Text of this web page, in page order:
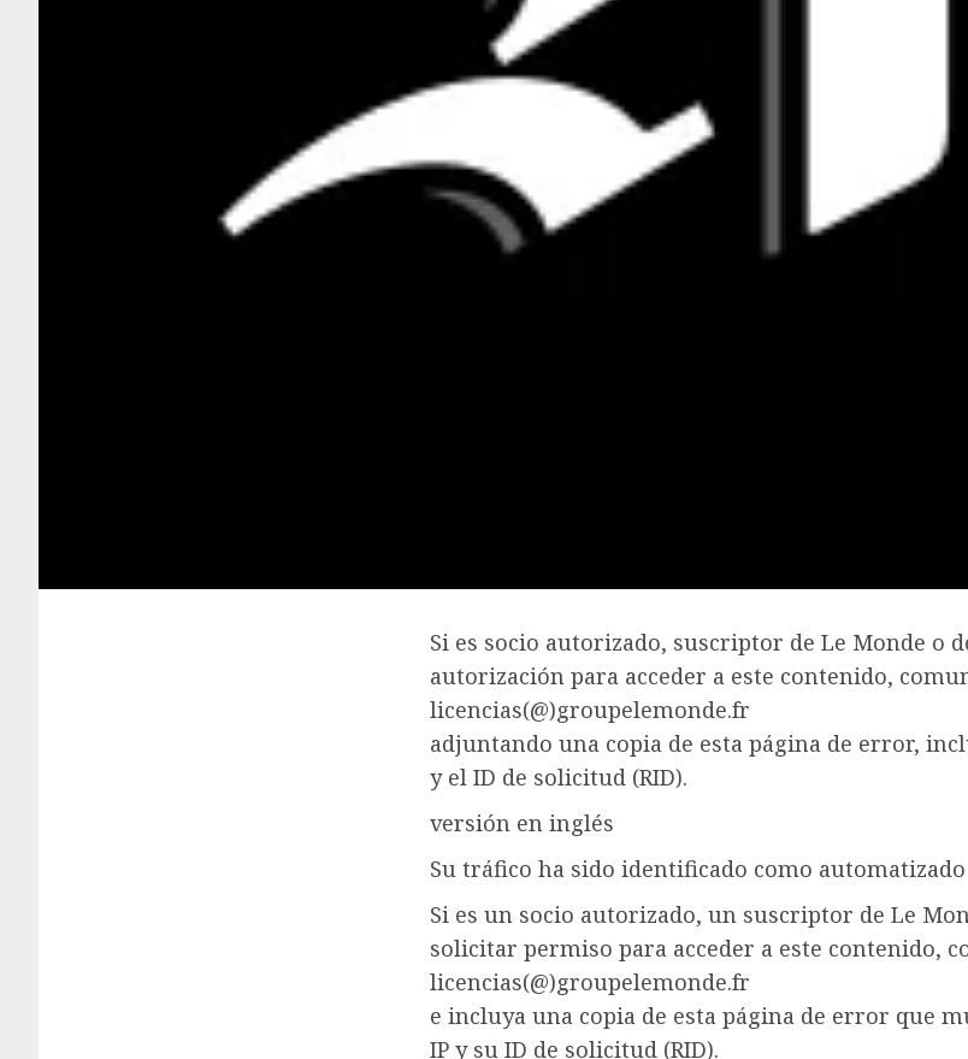
Si es socio autorizado, suscriptor de Le Monde o
autorización para acceder a este contenido,
licencias(@)groupelemonde.fr
adjuntando una copia de esta página de error,
y el ID de solicitud (RID).
versión en inglés
Su tráfico ha sido identificado como
Si es un socio autorizado, un suscriptor de Le
solicitar permiso para acceder a este contenido,
licencias(@)groupelemonde.fr
e incluya una copia de esta página de error que
IP y su ID de solicitud (RID).